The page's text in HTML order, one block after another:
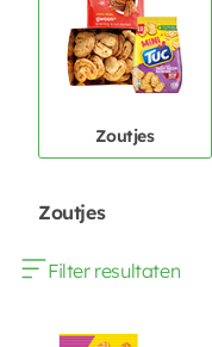
Zoutjes
Zoutjes
Filter resultaten